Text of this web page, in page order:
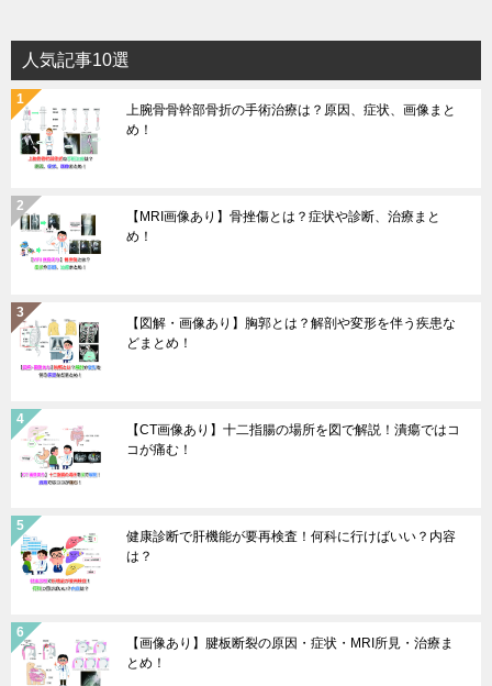
人気記事10選
上腕骨骨幹部骨折の手術治療は？原因、症状、画像まと
め！
【MRI画像あり】骨挫傷とは？症状や診断、治療まと
め！
【図解・画像あり】胸郭とは？解剖や変形を伴う疾患な
どまとめ！
【CT画像あり】十二指腸の場所を図で解説！潰瘍ではコ
コが痛む！
健康診断で肝機能が要再検査！何科に行けばいい？内容
は？
【画像あり】腱板断裂の原因・症状・MRI所見・治療ま
とめ！